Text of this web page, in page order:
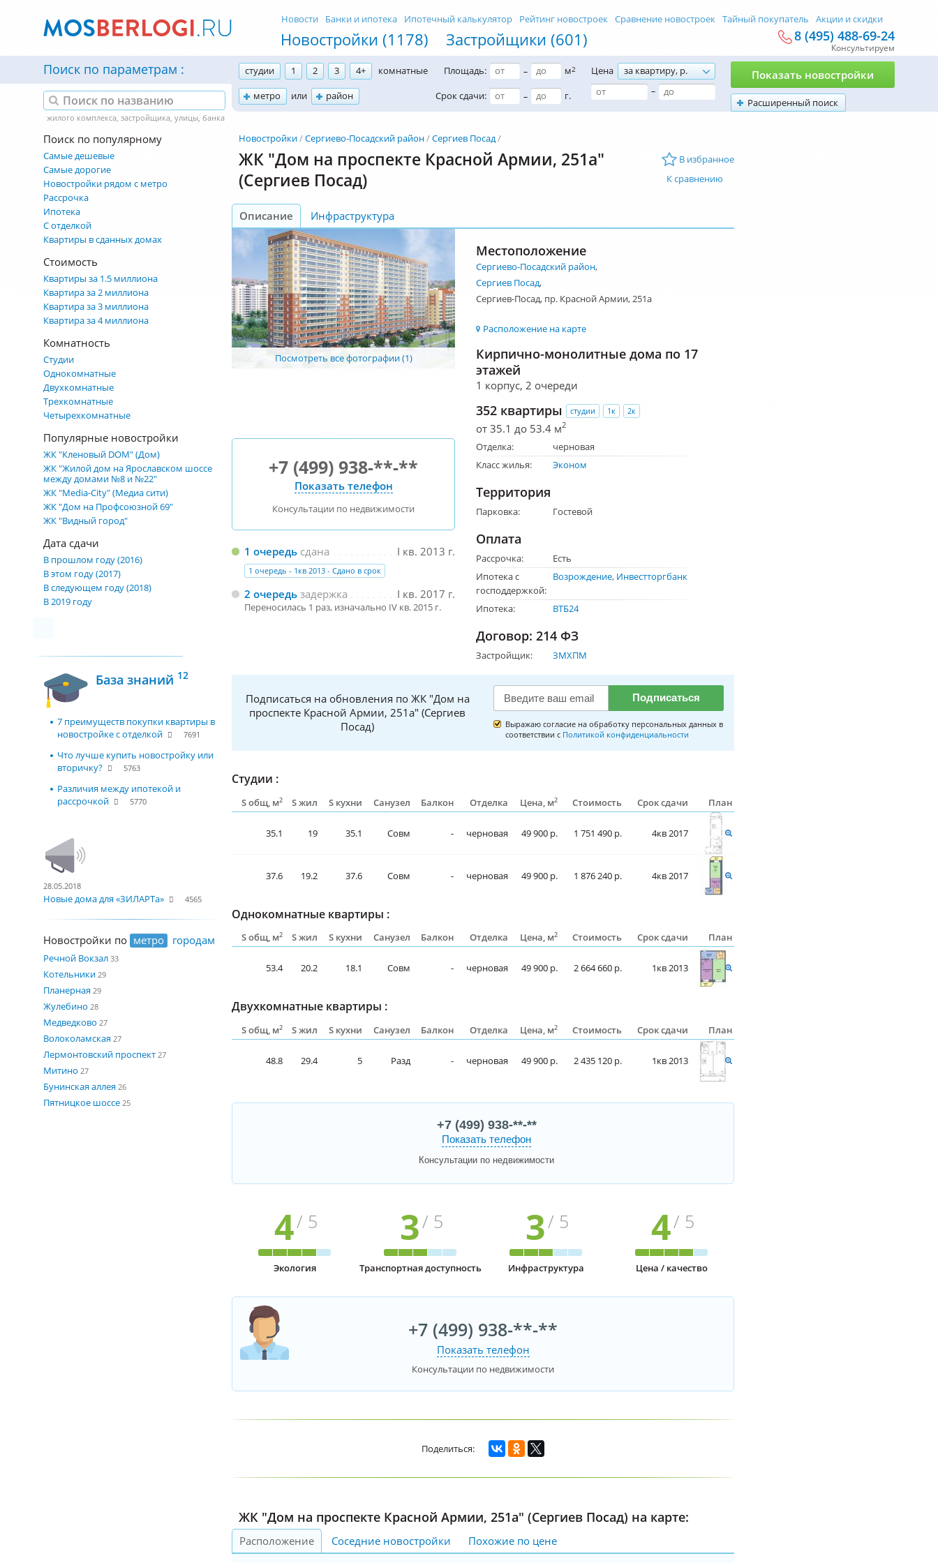
Новостройки (1178) Застройщики (601)
Новости Банки и ипотека Ипотечный калькулятор Рейтинг новостроек Сравнение новостроек Тайный покупатель Акции и скидки
8 (495) 488-69-24
Консультируем
Поиск по параметрам студии 1 2 3 4+
комнатные
метро
или район
Площадь: – м2
Срок сдачи: – г.
Цена
за квартиру, р.
–
Расширенный поиск
Показать новостройки
Поиск по популярному
Самые дешевые
Самые дорогие
Новостройки рядом с метро
Рассрочка
Ипотека
С отделкой
Квартиры в сданных домах
Стоимость
Квартиры за 1.5 миллиона
Квартира за 2 миллиона
Квартира за 3 миллиона
Квартира за 4 миллиона
Комнатность
Студии
Однокомнатные
Двухкомнатные
Трехкомнатные
Четырехкомнатные
Популярные новостройки
ЖК "Кленовый DOM" (Дом)
ЖК "Жилой дом на Ярославском шоссе
между домами №8 и №22"
ЖК "Media-City" (Медиа сити)
ЖК "Дом на Профсоюзной 69"
ЖК "Видный город"
Дата сдачи
В прошлом году (2016)
В этом году (2017)
В следующем году (2018)
В 2019 году
База знаний 12
7 преимуществ покупки квартиры в
новостройке с отделкой
7691
Что лучше купить новостройку или
вторичку?
5763
Различия между ипотекой и
рассрочкой
5770
28.05.2018
Новые дома для «ЗИЛАРТа» 4565
Новостройки по метро городам
Речной Вокзал 33
Котельники 29
Планерная 29
Жулебино 28
Медведково 27
Волоколамская 27
Лермонтовский проспект 27
Митино 27
Бунинская аллея 26
Пятницкое шоссе 25
Новостройки Сергиево-Посадский район
Сергиев Посад
В избранное
К сравнению
ЖК "Дом на проспекте Красной Армии, 251а"
(Сергиев Посад)
Описание Инфраструктура
Посмотреть все фотографии (1)
+7 (499) 938-**-**
Показать телефон
Консультации по недвижимости
I кв. 2013 г.
1 очередь сдана
1 очередь - 1кв 2013 - Сдано в срок
I кв. 2017 г.
2 очередь задержка
Переносилась 1 раз, изначально IV кв. 2015 г.
Местоположение
Сергиево-Посадский район,
Сергиев Посад,
Сергиев-Посад, пр. Красной Армии, 251а
Расположение на карте
Кирпично-монолитные дома по 17
этажей
1 корпус, 2 очереди
352 квартиры студии 1к 2к
от 35.1 до 53.4 м2
Отделка:
черновая
Класс жилья:
Эконом
Территория
Парковка: Гостевой
Оплата
Рассрочка:
Есть
Ипотека с
господдержкой:
Возрождение Инвестторгбанк
Ипотека: ВТБ24
Договор: 214 ФЗ
Застройщик: ЗМХПМ
Подписаться на обновления по ЖК "Дом на
проспекте Красной Армии, 251а" (Сергиев
Посад)
Подписаться
Выражаю согласие на обработку персональных данных в
соответствии с Политикой конфиденциальности
Студии :
S общ, м2 S жил S кухни Санузел Балкон Отделка Цена, м2 Стоимость Срок сдачи План
35.1 19 35.1 Совм - черновая 49 900 р. 1 751 490 р. 4кв 2017
37.6 19.2 37.6 Совм - черновая 49 900 р. 1 876 240 р. 4кв 2017
Однокомнатные квартиры :
S общ, м2 S жил S кухни Санузел Балкон Отделка Цена, м2 Стоимость Срок сдачи План
53.4 20.2 18.1 Совм - черновая 49 900 р. 2 664 660 р. 1кв 2013
Двухкомнатные квартиры :
S общ, м2 S жил S кухни Санузел Балкон Отделка Цена, м2 Стоимость Срок сдачи План
48.8 29.4 5 Разд - черновая 49 900 р. 2 435 120 р. 1кв 2013
+7 (499) 938-**-**
Показать телефон
Консультации по недвижимости
4/ 5
Экология
3/ 5
Транспортная доступность
3/ 5
Инфраструктура
4/ 5
Цена / качество
+7 (499) 938-**-**
Показать телефон
Консультации по недвижимости
ЖК "Дом на проспекте Красной Армии, 251а" (Сергиев Посад) на карте:
Расположение Соседние новостройки Похожие по цене